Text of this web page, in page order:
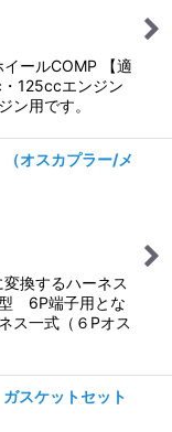
ールCOMP 【適
125ccエンジン
ン用です。
オスカプラー/メ
換するハーネス
6P端子用とな
ス一式（６Pオス
スケットセット